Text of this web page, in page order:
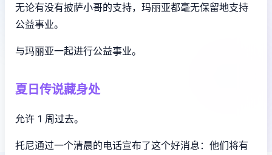
无论有没有披萨小哥的支持，玛丽亚都毫无保留地支持
公益事业。
与玛丽亚一起进行公益事业。
夏日传说藏身处
允许 1 周过去。
托尼通过一个清晨的电话宣布了这个好消息：他们将有